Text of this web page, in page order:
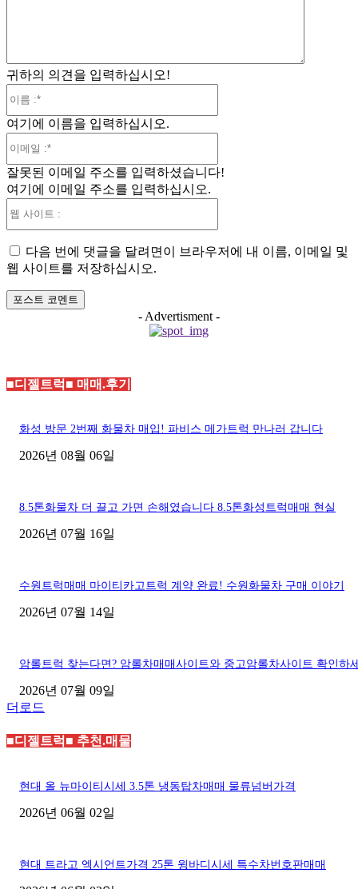
귀하의 의견을 입력하십시오!
여기에 이름을 입력하십시오.
일
잘못된 이메일 주소를 입력하셨습니다!
여기에 이메일 주소를 입력하십시오.
트
다음 번에 댓글을 달려면이 브라우저에 내 이름, 이메일 및
웹 사이트를 저장하십시오.
- Advertisment -
■디젤트럭■ 매매.후기
화성 방문 2번째 화물차 매입! 파비스 메가트럭 만나러 갑니다
2026년 08월 06일
8.5톤화물차 더 끌고 가면 손해였습니다 8.5톤화성트럭매매 현실
2026년 07월 16일
수원트럭매매 마이티카고트럭 계약 완료! 수원화물차 구매 이야기
2026년 07월 14일
암롤트럭 찾는다면? 암롤차매매사이트와 중고암롤차사이트 확인하
2026년 07월 09일
더로드
■디젤트럭■ 추천.매물
현대 올 뉴마이티시세 3.5톤 냉동탑차매매 물류넘버가격
2026년 06월 02일
현대 트라고 엑시언트가격 25톤 윙바디시세 특수차번호판매매